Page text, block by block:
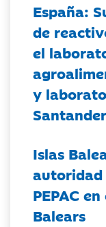
España:
de
el
y
Santander
Islas
autoridad
PEPAC
Balears